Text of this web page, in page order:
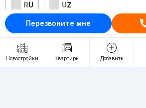
Перезвоните мне
Новостройки Квартиры Добавить
RU UZ
Контакты
О проекте